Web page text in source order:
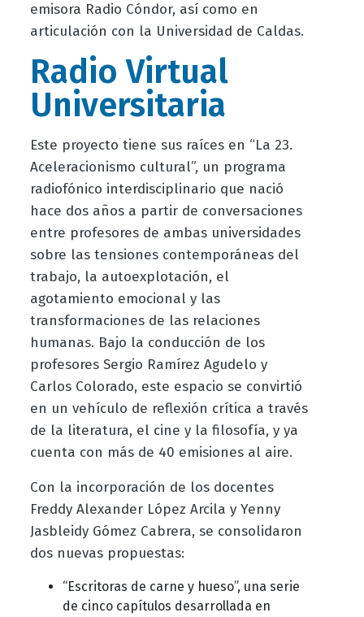
emisora Radio Cóndor, así como en
articulación con la Universidad de Caldas.
Radio Virtual
Universitaria
Este proyecto tiene sus raíces en “La 23.
Aceleracionismo cultural”, un programa
radiofónico interdisciplinario que nació
hace dos años a partir de conversaciones
entre profesores de ambas universidades
sobre las tensiones contemporáneas del
trabajo, la autoexplotación, el
agotamiento emocional y las
transformaciones de las relaciones
humanas. Bajo la conducción de los
profesores Sergio Ramírez Agudelo y
Carlos Colorado, este espacio se convirtió
en un vehículo de reflexión crítica a través
de la literatura, el cine y la filosofía, y ya
cuenta con más de 40 emisiones al aire.
Con la incorporación de los docentes
Freddy Alexander López Arcila y Yenny
Jasbleidy Gómez Cabrera, se consolidaron
dos nuevas propuestas:
“Escritoras de carne y hueso”, una serie
de cinco capítulos desarrollada en